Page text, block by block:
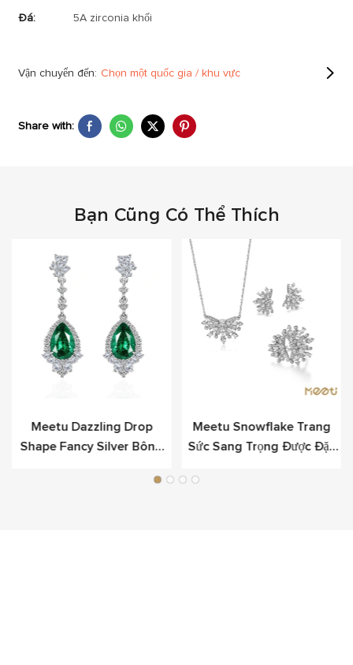
Đá: 5A zirconia khối
Vận chuyển đến: Chọn một quốc gia / khu vực
Share with:
Bạn Cũng Có Thể Thích
Meetu Dazzling Drop
Shape Fancy Silver Bông
Meetu Snowflake Trang
Sức Sang Trọng Được Đặt